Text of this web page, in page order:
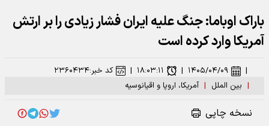
باراک اوباما: جنگ علیه ایران فشار زیادی را بر ارتش
آمریکا وارد کرده است
| بین الملل | آمریکا، اروپا و اقیانوسیه
| ۱۴۰۵/۰۴/۰۹ | ۱۸:۰۳:۱۱ | کد خبر:۲۳۶۰۴۳۴
نسخه چاپی